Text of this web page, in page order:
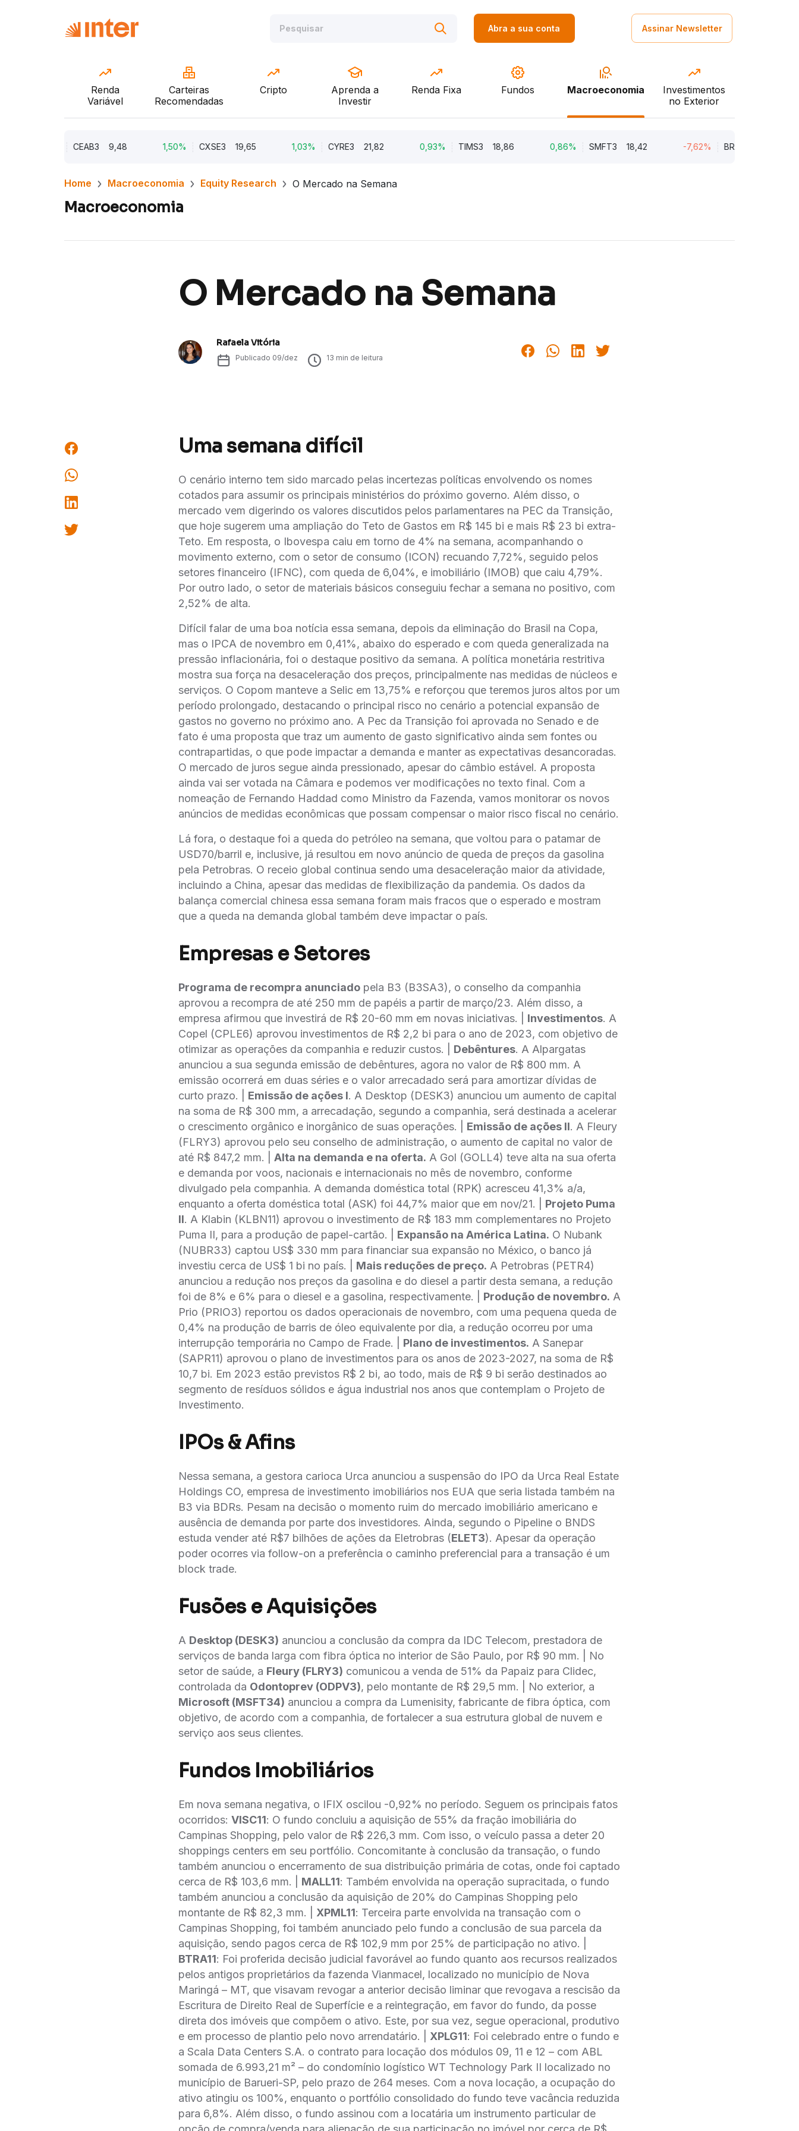
Abra a sua conta Assinar Newsletter
Renda
Variável
Carteiras
Recomendadas
Cripto
Aprenda a
Investir
Renda Fixa Fundos Macroeconomia
Investimentos
no Exterior
CEAB3 9,48 1,50% CXSE3 19,65 1,03% CYRE3 21,82 0,93% TIMS3 18,86 0,86% SMFT3 18,42 -7,62% BRAV3
Home Macroeconomia Equity Research O Mercado na Semana
Macroeconomia
O Mercado na Semana
Rafaela Vitória
Publicado 09/dez 13 min de leitura
Uma semana difícil
O cenário interno tem sido marcado pelas incertezas políticas envolvendo os nomes
cotados para assumir os principais ministérios do próximo governo. Além disso, o
mercado vem digerindo os valores discutidos pelos parlamentares na PEC da Transição,
que hoje sugerem uma ampliação do Teto de Gastos em R$ 145 bi e mais R$ 23 bi extra-
Teto. Em resposta, o Ibovespa caiu em torno de 4% na semana, acompanhando o
movimento externo, com o setor de consumo (ICON) recuando 7,72%, seguido pelos
setores financeiro (IFNC), com queda de 6,04%, e imobiliário (IMOB) que caiu 4,79%.
Por outro lado, o setor de materiais básicos conseguiu fechar a semana no positivo, com
2,52% de alta.
Difícil falar de uma boa notícia essa semana, depois da eliminação do Brasil na Copa,
mas o IPCA de novembro em 0,41%, abaixo do esperado e com queda generalizada na
pressão inflacionária, foi o destaque positivo da semana. A política monetária restritiva
mostra sua força na desaceleração dos preços, principalmente nas medidas de núcleos e
serviços. O Copom manteve a Selic em 13,75% e reforçou que teremos juros altos por um
período prolongado, destacando o principal risco no cenário a potencial expansão de
gastos no governo no próximo ano. A Pec da Transição foi aprovada no Senado e de
fato é uma proposta que traz um aumento de gasto significativo ainda sem fontes ou
contrapartidas, o que pode impactar a demanda e manter as expectativas desancoradas.
O mercado de juros segue ainda pressionado, apesar do câmbio estável. A proposta
ainda vai ser votada na Câmara e podemos ver modificações no texto final. Com a
nomeação de Fernando Haddad como Ministro da Fazenda, vamos monitorar os novos
anúncios de medidas econômicas que possam compensar o maior risco fiscal no cenário.
Lá fora, o destaque foi a queda do petróleo na semana, que voltou para o patamar de
USD70/barril e, inclusive, já resultou em novo anúncio de queda de preços da gasolina
pela Petrobras. O receio global continua sendo uma desaceleração maior da atividade,
incluindo a China, apesar das medidas de flexibilização da pandemia. Os dados da
balança comercial chinesa essa semana foram mais fracos que o esperado e mostram
que a queda na demanda global também deve impactar o país.
Empresas e Setores
Programa de recompra anunciado pela B3 (B3SA3), o conselho da companhia
aprovou a recompra de até 250 mm de papéis a partir de março/23. Além disso, a
empresa afirmou que investirá de R$ 20-60 mm em novas iniciativas. | Investimentos. A
Copel (CPLE6) aprovou investimentos de R$ 2,2 bi para o ano de 2023, com objetivo de
otimizar as operações da companhia e reduzir custos. | Debêntures. A Alpargatas
anunciou a sua segunda emissão de debêntures, agora no valor de R$ 800 mm. A
emissão ocorrerá em duas séries e o valor arrecadado será para amortizar dívidas de
curto prazo. | Emissão de ações I. A Desktop (DESK3) anunciou um aumento de capital
na soma de R$ 300 mm, a arrecadação, segundo a companhia, será destinada a acelerar
o crescimento orgânico e inorgânico de suas operações. | Emissão de ações II. A Fleury
(FLRY3) aprovou pelo seu conselho de administração, o aumento de capital no valor de
até R$ 847,2 mm. | Alta na demanda e na oferta. A Gol (GOLL4) teve alta na sua oferta
e demanda por voos, nacionais e internacionais no mês de novembro, conforme
divulgado pela companhia. A demanda doméstica total (RPK) acresceu 41,3% a/a,
enquanto a oferta doméstica total (ASK) foi 44,7% maior que em nov/21. | Projeto Puma
II. A Klabin (KLBN11) aprovou o investimento de R$ 183 mm complementares no Projeto
Puma II, para a produção de papel-cartão. | Expansão na América Latina. O Nubank
(NUBR33) captou US$ 330 mm para financiar sua expansão no México, o banco já
investiu cerca de US$ 1 bi no país. | Mais reduções de preço. A Petrobras (PETR4)
anunciou a redução nos preços da gasolina e do diesel a partir desta semana, a redução
foi de 8% e 6% para o diesel e a gasolina, respectivamente. | Produção de novembro. A
Prio (PRIO3) reportou os dados operacionais de novembro, com uma pequena queda de
0,4% na produção de barris de óleo equivalente por dia, a redução ocorreu por uma
interrupção temporária no Campo de Frade. | Plano de investimentos. A Sanepar
(SAPR11) aprovou o plano de investimentos para os anos de 2023-2027, na soma de R$
10,7 bi. Em 2023 estão previstos R$ 2 bi, ao todo, mais de R$ 9 bi serão destinados ao
segmento de resíduos sólidos e água industrial nos anos que contemplam o Projeto de
Investimento.
IPOs & Afins
Nessa semana, a gestora carioca Urca anunciou a suspensão do IPO da Urca Real Estate
Holdings CO, empresa de investimento imobiliários nos EUA que seria listada também na
B3 via BDRs. Pesam na decisão o momento ruim do mercado imobiliário americano e
ausência de demanda por parte dos investidores. Ainda, segundo o Pipeline o BNDS
estuda vender até R$7 bilhões de ações da Eletrobras (ELET3). Apesar da operação
poder ocorres via follow-on a preferência o caminho preferencial para a transação é um
block trade.
Fusões e Aquisições
A Desktop (DESK3) anunciou a conclusão da compra da IDC Telecom, prestadora de
serviços de banda larga com fibra óptica no interior de São Paulo, por R$ 90 mm. | No
setor de saúde, a Fleury (FLRY3) comunicou a venda de 51% da Papaiz para Clidec,
controlada da Odontoprev (ODPV3), pelo montante de R$ 29,5 mm. | No exterior, a
Microsoft (MSFT34) anunciou a compra da Lumenisity, fabricante de fibra óptica, com
objetivo, de acordo com a companhia, de fortalecer a sua estrutura global de nuvem e
serviço aos seus clientes.
Fundos Imobiliários
Em nova semana negativa, o IFIX oscilou -0,92% no período. Seguem os principais fatos
ocorridos: VISC11: O fundo concluiu a aquisição de 55% da fração imobiliária do
Campinas Shopping, pelo valor de R$ 226,3 mm. Com isso, o veículo passa a deter 20
shoppings centers em seu portfólio. Concomitante à conclusão da transação, o fundo
também anunciou o encerramento de sua distribuição primária de cotas, onde foi captado
cerca de R$ 103,6 mm. | MALL11: Também envolvida na operação supracitada, o fundo
também anunciou a conclusão da aquisição de 20% do Campinas Shopping pelo
montante de R$ 82,3 mm. | XPML11: Terceira parte envolvida na transação com o
Campinas Shopping, foi também anunciado pelo fundo a conclusão de sua parcela da
aquisição, sendo pagos cerca de R$ 102,9 mm por 25% de participação no ativo. |
BTRA11: Foi proferida decisão judicial favorável ao fundo quanto aos recursos realizados
pelos antigos proprietários da fazenda Vianmacel, localizado no município de Nova
Maringá – MT, que visavam revogar a anterior decisão liminar que revogava a rescisão da
Escritura de Direito Real de Superfície e a reintegração, em favor do fundo, da posse
direta dos imóveis que compõem o ativo. Este, por sua vez, segue operacional, produtivo
e em processo de plantio pelo novo arrendatário. | XPLG11: Foi celebrado entre o fundo e
a Scala Data Centers S.A. o contrato para locação dos módulos 09, 11 e 12 – com ABL
somada de 6.993,21 m² – do condomínio logístico WT Technology Park II localizado no
município de Barueri-SP, pelo prazo de 264 meses. Com a nova locação, a ocupação do
ativo atingiu os 100%, enquanto o portfólio consolidado do fundo teve vacância reduzida
para 6,8%. Além disso, o fundo assinou com a locatária um instrumento particular de